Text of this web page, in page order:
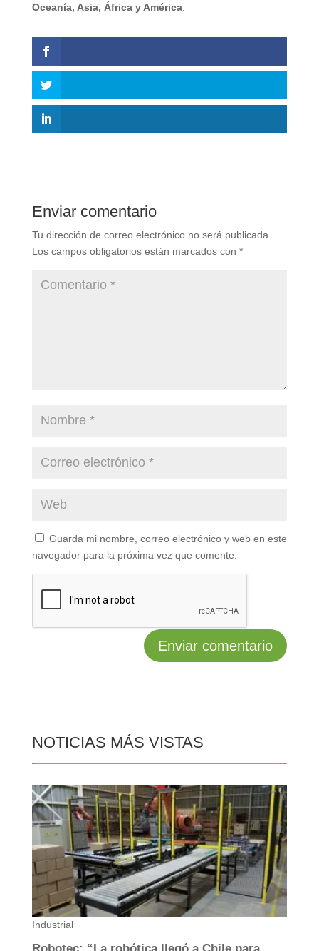
Oceanía, Asia, África y América.
Enviar comentario
Tu dirección de correo electrónico no será publicada.
Los campos obligatorios están marcados con *
Guarda mi nombre, correo electrónico y web en este
navegador para la próxima vez que comente.
NOTICIAS MÁS VISTAS